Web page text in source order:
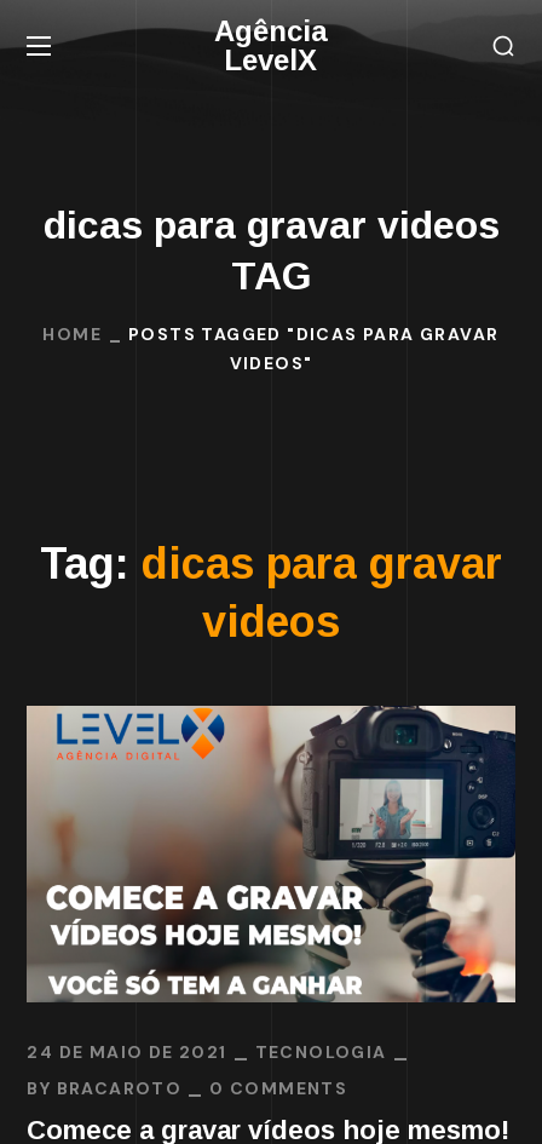
Agência
LevelX
dicas para gravar videos
TAG
HOME
POSTS TAGGED "DICAS PARA GRAVAR
VIDEOS"
Tag: dicas para gravar
videos
24 DE MAIO DE 2021
TECNOLOGIA
BY BRACAROTO 0 COMMENTS
Comece a gravar vídeos hoje mesmo!